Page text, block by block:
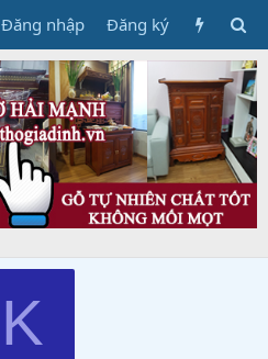
Đăng nhập Đăng ký
K